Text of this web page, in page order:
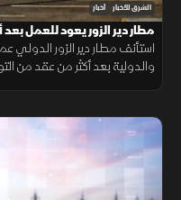
الشرق للأخبار أخبار
مطار دير الزور يعود للعمل
استأنف مطار دير الزور الدولي
والدولية بعد أكثر من عقد